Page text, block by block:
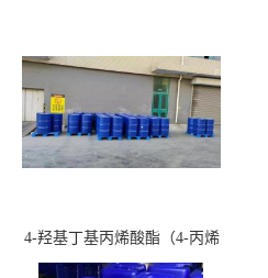
4-羟基丁基丙烯酸酯（4-丙烯
酸羟丁酯）